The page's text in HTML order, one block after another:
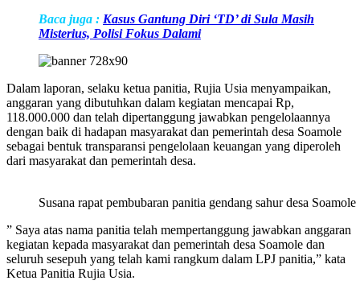
Baca juga : Kasus Gantung Diri ‘TD’ di Sula Masih
Misterius, Polisi Fokus Dalami
Dalam laporan, selaku ketua panitia, Rujia Usia menyampaikan,
anggaran yang dibutuhkan dalam kegiatan mencapai Rp,
118.000.000 dan telah dipertanggung jawabkan pengelolaannya
dengan baik di hadapan masyarakat dan pemerintah desa Soamole
sebagai bentuk transparansi pengelolaan keuangan yang diperoleh
dari masyarakat dan pemerintah desa.
Susana rapat pembubaran panitia gendang sahur desa Soamole
” Saya atas nama panitia telah mempertanggung jawabkan anggaran
kegiatan kepada masyarakat dan pemerintah desa Soamole dan
seluruh sesepuh yang telah kami rangkum dalam LPJ panitia,” kata
Ketua Panitia Rujia Usia.